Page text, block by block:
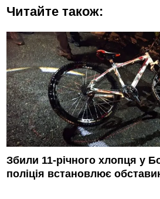
Читайте також:
Збили 11-річного хлопця у
поліція встановлює